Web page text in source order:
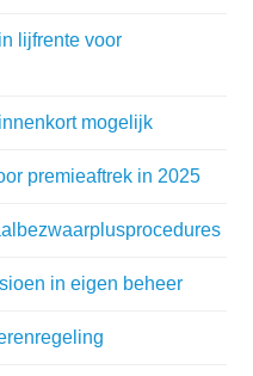
lijfrente voor
mogelijk
premieaftrek in 2025
in eigen beheer